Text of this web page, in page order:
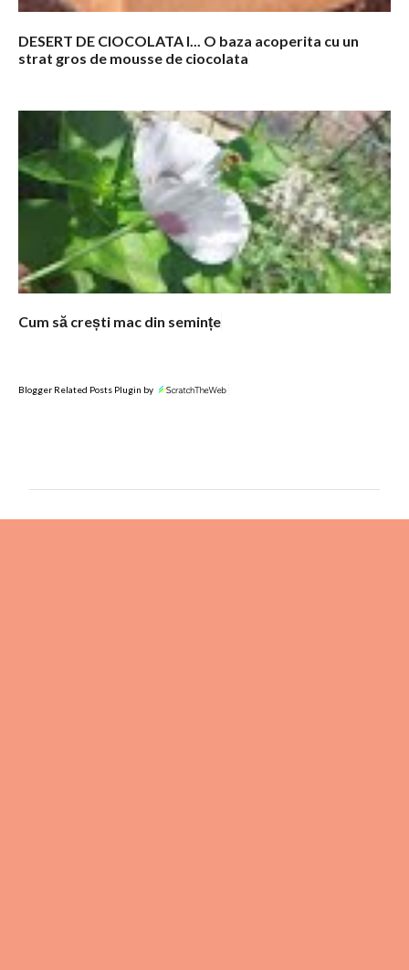
DESERT DE CIOCOLATA I... O baza acoperita cu un
strat gros de mousse de ciocolata
Cum să crești mac din semințe
Blogger Related Posts Plugin by